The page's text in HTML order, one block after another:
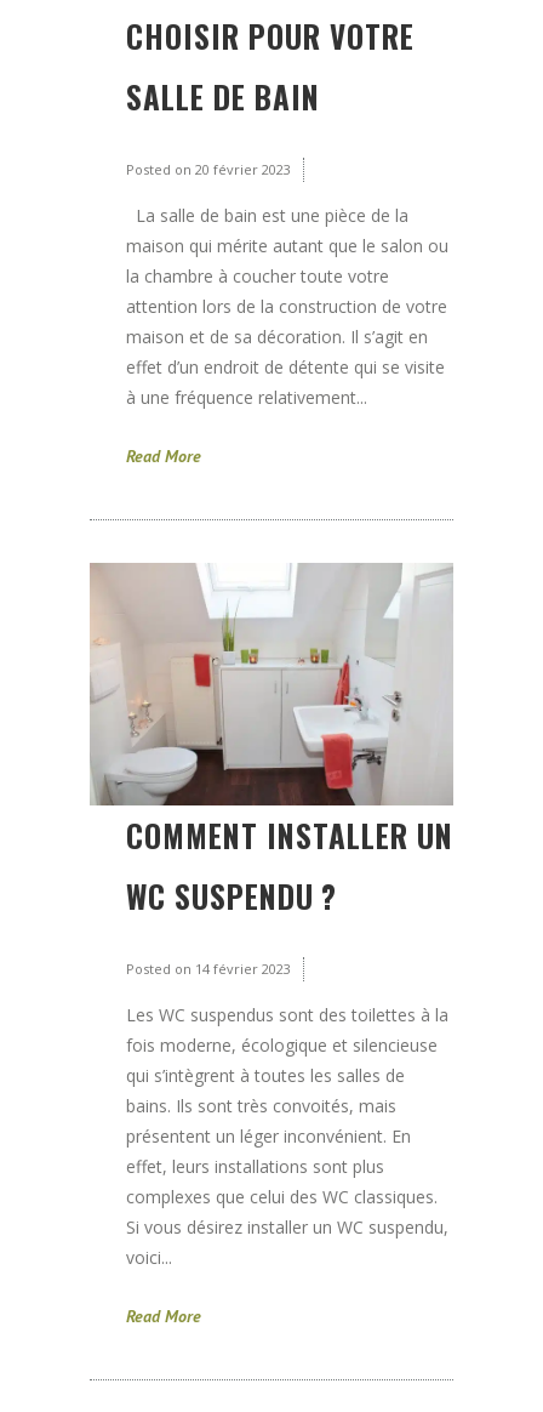
CHOISIR POUR VOTRE
SALLE DE BAIN
Posted on 20 février 2023
La salle de bain est une pièce de la
maison qui mérite autant que le salon ou
la chambre à coucher toute votre
attention lors de la construction de votre
maison et de sa décoration. Il s’agit en
effet d’un endroit de détente qui se visite
à une fréquence relativement...
Read More
COMMENT INSTALLER UN
WC SUSPENDU ?
Posted on 14 février 2023
Les WC suspendus sont des toilettes à la
fois moderne, écologique et silencieuse
qui s’intègrent à toutes les salles de
bains. Ils sont très convoités, mais
présentent un léger inconvénient. En
effet, leurs installations sont plus
complexes que celui des WC classiques.
Si vous désirez installer un WC suspendu,
voici...
Read More